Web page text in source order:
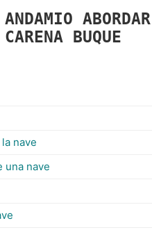
ANDAMIO ABORDAR
CARENA BUQUE
nave
una nave